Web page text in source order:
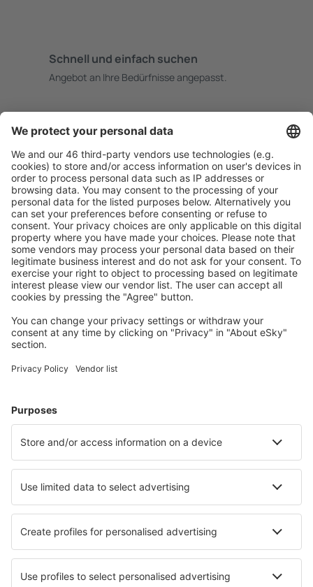
Schnell und einfach suchen
Angebot an Ihre Bedürfnisse angepasst.
Buchen ohne Sorgen mit einer kostenlosen
Stornierungsoption.
Mehr sparen
Attraktive Preise und Spezialangebote für eingeloggte
Benutzer.
Unterkünfte, die Sie mögen
Wählen Sie aus über 1,3 Millionen Unterkünften: Hotels,
Hütten, Apartments und andere.
Meist gesuchte Hotels von eSky-Nutzern
Hotels in Deutschland - Beliebte Städte
Hotels in Westerland Hotels in Heringsdorf
Hotels in Wieck auf dem Darß Hotels in Würzburg
Hotels in Wuppertal Hotels in Scharbeutz
Die besten Hotels - Städte
Hotels in Poilly-sur-Serein Hotels in San Borja